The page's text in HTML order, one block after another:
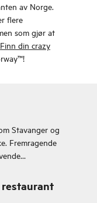
av Norge.
flere
som gjør at
Finn din crazy
Stavanger og
Fremragende